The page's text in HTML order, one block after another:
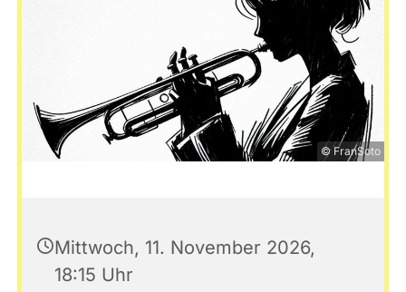
© FranSoto
Mittwoch, 11. November 2026,
18:15 Uhr